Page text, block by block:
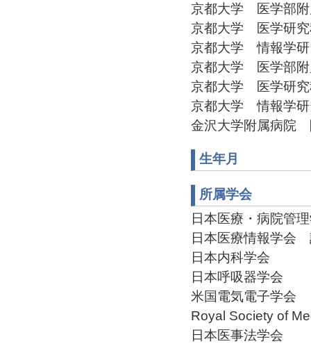
京都大学 医学部
京都大学 医学研
京都大学 情報学
京都大学 医学部
京都大学 医学研
京都大学 情報学
金沢大学附属病院
生年月
所属学会
日本医療・病院管
日本医療情報学会
日本内科学会
日本呼吸器学会
米国電気電子学会
Royal Society of
日本医事法学会